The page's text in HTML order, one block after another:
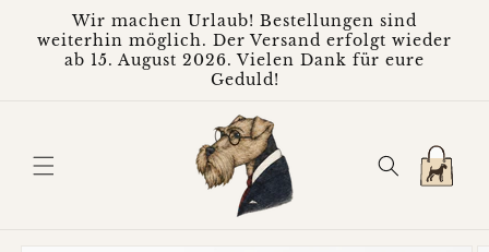
Inhalt
Wir machen Urlaub! Bestellungen sind
weiterhin möglich. Der Versand erfolgt wieder
ab 15. August 2026. Vielen Dank für eure
Geduld!
Warenkorb